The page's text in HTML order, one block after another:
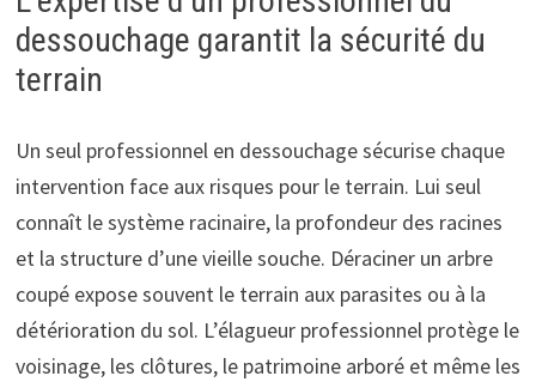
dessouchage garantit la sécurité du
terrain
Un seul professionnel en dessouchage sécurise chaque
intervention face aux risques pour le terrain. Lui seul
connaît le système racinaire, la profondeur des racines
et la structure d’une vieille souche. Déraciner un arbre
coupé expose souvent le terrain aux parasites ou à la
détérioration du sol. L’élagueur professionnel protège le
voisinage, les clôtures, le patrimoine arboré et même les